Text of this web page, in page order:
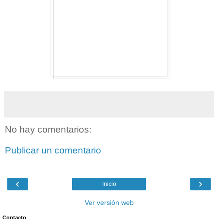
No hay comentarios:
Publicar un comentario
‹ ›
Inicio
Ver versión web
Contacto